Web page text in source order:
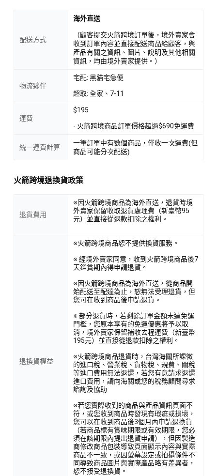
配送方式
海外直送
（顧客提交火箭跨境訂單後，境外賣家會
收到訂單內容並直接配送商品給顧客，與
產品有關之資訊、圖片、說明及其他相關
資訊，均由境外賣家提供。）
物流夥伴
宅配: 黑貓宅急便
超取: 全家、7-11
運費
$195
- 火箭跨境商品訂單價格超過$690免運費
統一運費計算
一筆訂單中有數個商品，僅收一次運費(但
商品可能分次配送)
火箭跨境退換貨政策
退貨費用
※因火箭跨境商品為海外直送，退貨時境
外賣家保留收取退貨處理費（新臺幣95
元）並直接從退款扣除之權利。
退換貨權益
※火箭跨境商品恕不提供換貨服務。
※ 經境外賣家同意，收到火箭跨境商品後7
天鑑賞期內得申請退貨。
※因火箭跨境商品為海外直送，從商品開
始配送至配達為止，恕無法受理退貨，但
您可在收到商品後申請退貨。
※ 部分退貨時，若剩餘訂單金額未達免運
門檻，您原本享有的免運優惠將予以取
消，境外賣家保留補收去程運費（新臺幣
195元）並直接從退款扣除之權利。
※火箭跨境商品退貨時，台灣海關所課徵
的進口稅、營業稅、貨物稅、規費、關稅
等進口費用無法退還，若您有意請求退還
進口費用，請向海關或您的稅務顧問尋求
諮詢及協助
※若您實際收到的商品與產品資訊頁面不
符，或您收到商品時發現有瑕疵或損壞，
您可以在收到商品後3個月內申請退換貨
（若商品標有賞味期限或有效期限，您必
須在該期限內提出退貨申請），但因製造
商修改商品包裝導致頁面顯示內容與實際
商品不一致，或因螢幕設定或拍攝條件不
同導致商品圖片與實際產品略有差異者，
恕不接受退換貨。